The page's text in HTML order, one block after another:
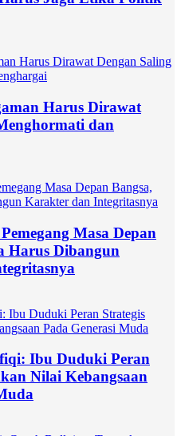
Harus Dirawat
dan
Masa Depan
Harus Dibangun
Ibu Duduki Peran
Nilai Kebangsaan